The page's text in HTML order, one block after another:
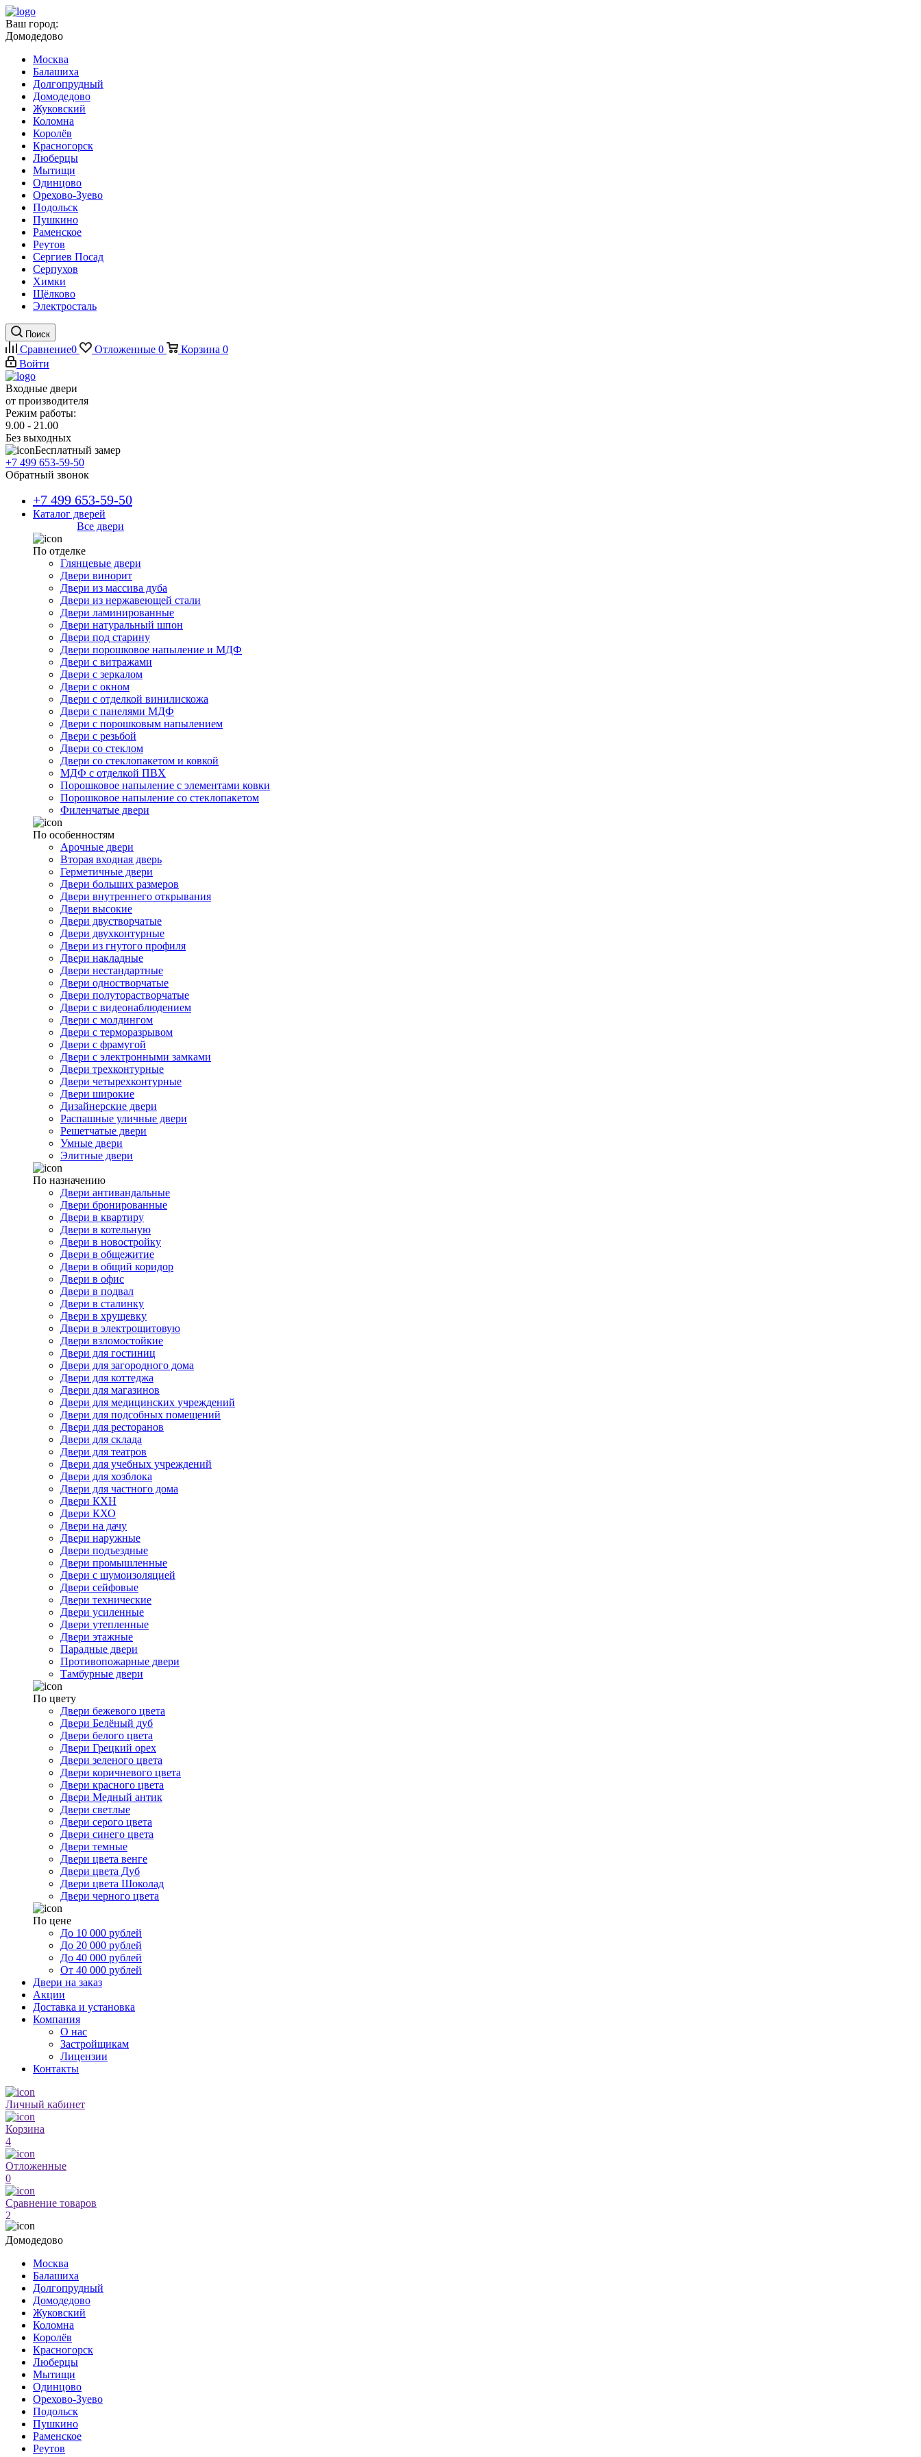
Ваш город:
Домодедово
Москва
Балашиха
Долгопрудный
Домодедово
Жуковский
Коломна
Королёв
Красногорск
Люберцы
Мытищи
Одинцово
Орехово-Зуево
Подольск
Пушкино
Раменское
Реутов
Сергиев Посад
Серпухов
Химки
Щёлково
Электросталь
Поиск
Сравнение0 Отложенные 0 Корзина 0
Войти
Входные двери
от производителя
Режим работы:
9.00 - 21.00
Без выходных
Бесплатный замер
+7 499 653-59-50
Обратный звонок
+7 499 653-59-50
Каталог дверей
Все двери
По отделке
Глянцевые двери
Двери винорит
Двери из массива дуба
Двери из нержавеющей стали
Двери ламинированные
Двери натуральный шпон
Двери под старину
Двери порошковое напыление и МДФ
Двери с витражами
Двери с зеркалом
Двери с окном
Двери с отделкой винилискожа
Двери с панелями МДФ
Двери с порошковым напылением
Двери с резьбой
Двери со стеклом
Двери со стеклопакетом и ковкой
МДФ с отделкой ПВХ
Порошковое напыление с элементами ковки
Порошковое напыление со стеклопакетом
Филенчатые двери
По особенностям
Арочные двери
Вторая входная дверь
Герметичные двери
Двери больших размеров
Двери внутреннего открывания
Двери высокие
Двери двустворчатые
Двери двухконтурные
Двери из гнутого профиля
Двери накладные
Двери нестандартные
Двери одностворчатые
Двери полуторастворчатые
Двери с видеонаблюдением
Двери с молдингом
Двери с терморазрывом
Двери с фрамугой
Двери с электронными замками
Двери трехконтурные
Двери четырехконтурные
Двери широкие
Дизайнерские двери
Распашные уличные двери
Решетчатые двери
Умные двери
Элитные двери
По назначению
Двери антивандальные
Двери бронированные
Двери в квартиру
Двери в котельную
Двери в новостройку
Двери в общежитие
Двери в общий коридор
Двери в офис
Двери в подвал
Двери в сталинку
Двери в хрущевку
Двери в электрощитовую
Двери взломостойкие
Двери для гостиниц
Двери для загородного дома
Двери для коттеджа
Двери для магазинов
Двери для медицинских учреждений
Двери для подсобных помещений
Двери для ресторанов
Двери для склада
Двери для театров
Двери для учебных учреждений
Двери для хозблока
Двери для частного дома
Двери КХН
Двери КХО
Двери на дачу
Двери наружные
Двери подъездные
Двери промышленные
Двери с шумоизоляцией
Двери сейфовые
Двери технические
Двери усиленные
Двери утепленные
Двери этажные
Парадные двери
Противопожарные двери
Тамбурные двери
По цвету
Двери бежевого цвета
Двери Белёный дуб
Двери белого цвета
Двери Грецкий орех
Двери зеленого цвета
Двери коричневого цвета
Двери красного цвета
Двери Медный антик
Двери светлые
Двери серого цвета
Двери синего цвета
Двери темные
Двери цвета венге
Двери цвета Дуб
Двери цвета Шоколад
Двери черного цвета
По цене
До 10 000 рублей
До 20 000 рублей
До 40 000 рублей
От 40 000 рублей
Двери на заказ
Акции
Доставка и установка
Компания
О нас
Застройщикам
Лицензии
Контакты
Личный кабинет
Корзина
4
Отложенные
0
Сравнение товаров
2
Домодедово
Москва
Балашиха
Долгопрудный
Домодедово
Жуковский
Коломна
Королёв
Красногорск
Люберцы
Мытищи
Одинцово
Орехово-Зуево
Подольск
Пушкино
Раменское
Реутов